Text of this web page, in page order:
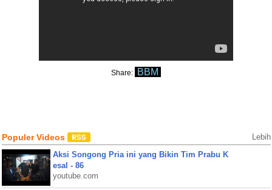
Share: BBM
Populer Videos Lebih
Aksi Songong Pria ini yang Bikin Tim Prabu K
esal - 86
youtube.com